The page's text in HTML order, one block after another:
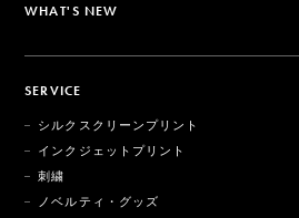
WHAT'S NEW
SERVICE
シルクスクリーンプリント
インクジェットプリント
刺繍
ノベルティ・グッズ